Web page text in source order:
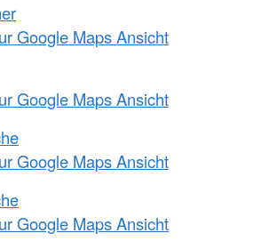
Google Maps Ansicht
Google Maps Ansicht
Google Maps Ansicht
Google Maps Ansicht